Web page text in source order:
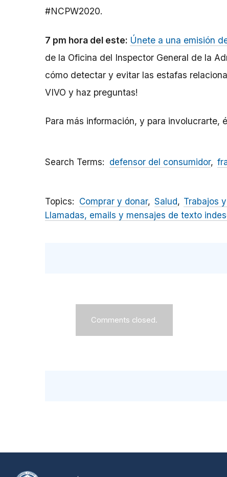
#NCPW2020.
7 pm hora del este: Únete a una emisión
de la Oficina del Inspector General de la
cómo detectar y evitar las estafas
VIVO y haz preguntas!
Para más información, y para involucrarte,
Search Terms defensor del consumidor
Topics Comprar y donar Salud
Trabajos
Llamadas, emails y mensajes de texto
Comments closed.